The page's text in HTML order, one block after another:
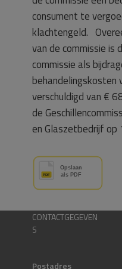
consument te
klachtengeld.
van de commissie is
commissie als
behandelingskosten
verschuldigd van €
de
en Glaszetbedrijf op
CONTACTGEGEVEN
S
Postadres